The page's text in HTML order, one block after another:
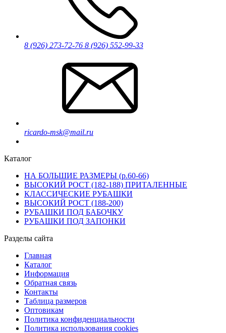
8 (926) 273-72-76 8 (926) 552-99-33
ricardo-msk@mail.ru
Каталог
НА БОЛЬШИЕ РАЗМЕРЫ (р.60-66)
ВЫСОКИЙ РОСТ (182-188) ПРИТАЛЕННЫЕ
КЛАССИЧЕСКИЕ РУБАШКИ
ВЫСОКИЙ РОСТ (188-200)
РУБАШКИ ПОД БАБОЧКУ
РУБАШКИ ПОД ЗАПОНКИ
Разделы сайта
Главная
Каталог
Информация
Обратная связь
Контакты
Таблица размеров
Оптовикам
Политика конфиденциальности
Политика использования cookies